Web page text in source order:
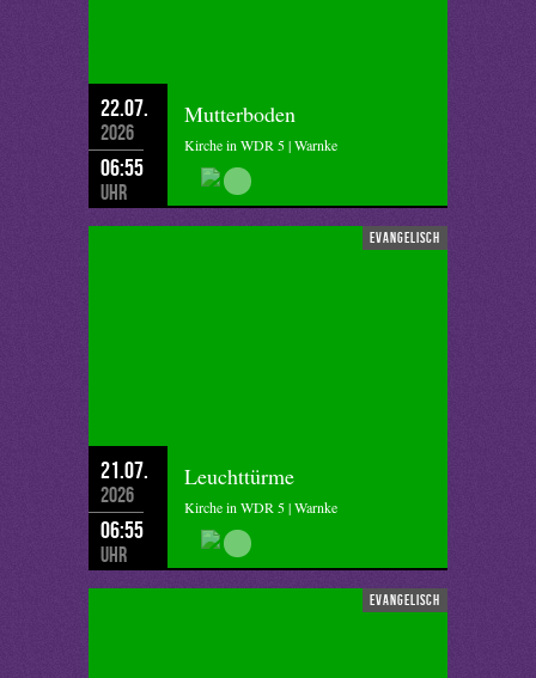
22.07.
2026
06:55
Uhr
Mutterboden
Kirche in WDR 5 | Warnke
evangelisch
21.07.
2026
06:55
Uhr
Leuchttürme
Kirche in WDR 5 | Warnke
evangelisch